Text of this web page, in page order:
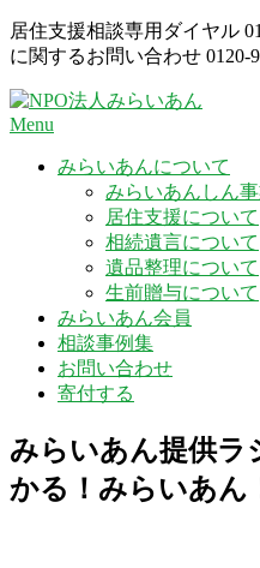
Skip
to
content
居住支援相談専用ダイヤル
に関するお問い合わせ 0120-
Menu
みらいあんについて
みらいあんしん
居住支援について
相続遺言について
遺品整理について
生前贈与について
みらいあん会員
相談事例集
お問い合わせ
寄付する
みらいあん提供ラ
かる！みらいあん